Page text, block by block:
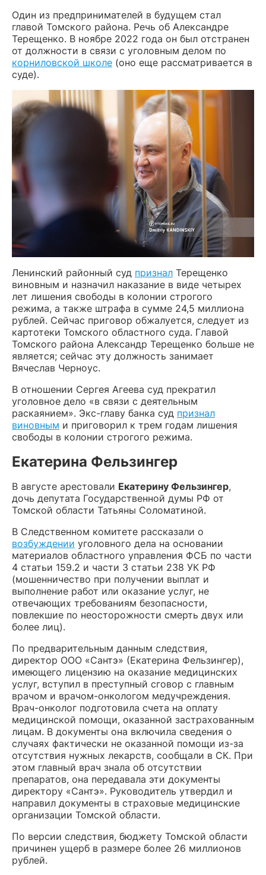
Один из предпринимателей в будущем стал
главой Томского района. Речь об Александре
Терещенко. В ноябре 2022 года он был отстранен
от должности в связи с уголовным делом по
корниловской школе (оно еще рассматривается в
суде).
Ленинский районный суд признал Терещенко
виновным и назначил наказание в виде четырех
лет лишения свободы в колонии строгого
режима, а также штрафа в сумме 24,5 миллиона
рублей. Сейчас приговор обжалуется, следует из
картотеки Томского областного суда. Главой
Томского района Александр Терещенко больше не
является; сейчас эту должность занимает
Вячеслав Черноус.
В отношении Сергея Агеева суд прекратил
уголовное дело «в связи с деятельным
раскаянием». Экс-главу банка суд признал
виновным и приговорил к трем годам лишения
свободы в колонии строгого режима.
Екатерина Фельзингер
В августе арестовали Екатерину Фельзингер,
дочь депутата Государственной думы РФ от
Томской области Татьяны Соломатиной.
В Следственном комитете рассказали о
возбуждении уголовного дела на основании
материалов областного управления ФСБ по части
4 статьи 159.2 и части 3 статьи 238 УК РФ
(мошенничество при получении выплат и
выполнение работ или оказание услуг, не
отвечающих требованиям безопасности,
повлекшие по неосторожности смерть двух или
более лиц).
По предварительным данным следствия,
директор ООО «Сантэ» (Екатерина Фельзингер),
имеющего лицензию на оказание медицинских
услуг, вступил в преступный сговор с главным
врачом и врачом-онкологом медучреждения.
Врач-онколог подготовила счета на оплату
медицинской помощи, оказанной застрахованным
лицам. В документы она включила сведения о
случаях фактически не оказанной помощи из-за
отсутствия нужных лекарств, сообщали в СК. При
этом главный врач знала об отсутствии
препаратов, она передавала эти документы
директору «Сантэ». Руководитель утвердил и
направил документы в страховые медицинские
организации Томской области.
По версии следствия, бюджету Томской области
причинен ущерб в размере более 26 миллионов
рублей.